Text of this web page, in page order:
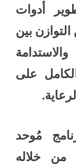
أدوات
بين
على
مُوحد
من خلاله